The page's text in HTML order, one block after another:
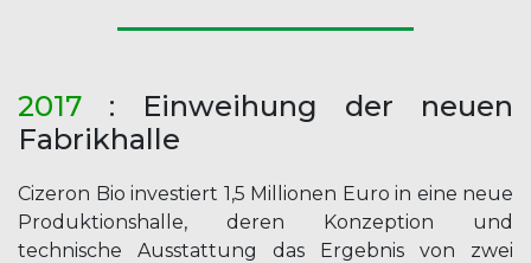
2017 : Einweihung der neuen
Fabrikhalle
Cizeron Bio investiert 1,5 Millionen Euro in eine neue
Produktionshalle, deren Konzeption und
technische Ausstattung das Ergebnis von zwei